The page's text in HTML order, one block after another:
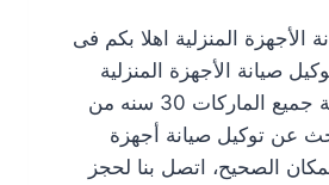
الأجهزة المنزلية اهلا بكم فى
صيانة الأجهزة المنزلية
صيانة أجهزة منزلية جميع الماركات 30 سنه من
عن توكيل صيانة أجهزة
الصحيح، اتصل بنا لحجز